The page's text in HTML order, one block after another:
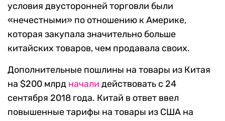
условия двусторонней торговли были
«нечестными» по отношению к Америке,
которая закупала значительно больше
китайских товаров, чем продавала своих.
Дополнительные пошлины на товары из Китая
на $200 млрд начали действовать с 24
сентября 2018 года. Китай в ответ ввел
повышенные тарифы на товары из США на